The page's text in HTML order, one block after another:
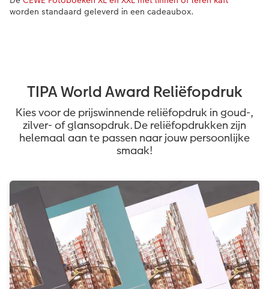
worden standaard geleverd in een cadeaubox.
TIPA World Award Reliëfopdruk
Kies voor de prijswinnende reliëfopdruk in goud-,
zilver- of glansopdruk. De reliëfopdrukken zijn
helemaal aan te passen naar jouw persoonlijke
smaak!